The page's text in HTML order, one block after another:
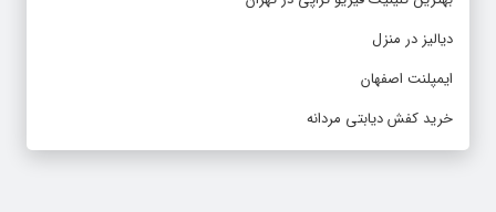
دیالیز در منزل
ایمپلنت اصفهان
خرید کفش دیابتی مردانه